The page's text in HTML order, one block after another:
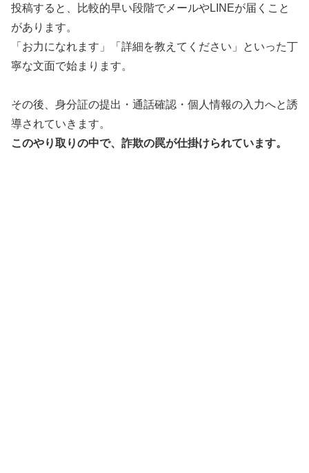
投稿すると、比較的早い段階でメールやLINEが届くこと
があります。
「お力になれます」「詳細を教えてください」といった丁
寧な文面で始まります。
その後、身分証の提出・通話確認・個人情報の入力へと誘
導されていきます。
このやり取りの中で、詐欺の罠が仕掛けられています。